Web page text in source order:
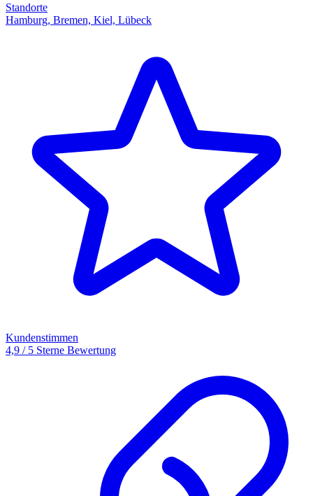
Standorte
Hamburg, Bremen, Kiel, Lübeck
Kundenstimmen
4,9 / 5 Sterne Bewertung